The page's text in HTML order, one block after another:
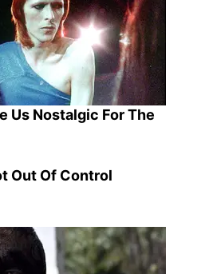
Us Nostalgic For The
Out Of Control